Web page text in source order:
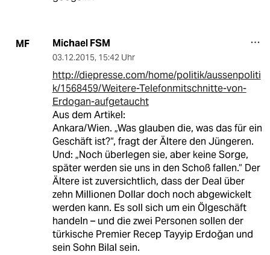
MF Michael FSM
03.12.2015, 15:42 Uhr
http://diepresse.com/home/politik/aussenpoliti
k/1568459/Weitere-Telefonmitschnitte-von-
Erdogan-aufgetaucht
Aus dem Artikel:
Ankara/Wien. „Was glauben die, was das für ein
Geschäft ist?“, fragt der Ältere den Jüngeren.
Und: „Noch überlegen sie, aber keine Sorge,
später werden sie uns in den Schoß fallen.“ Der
Ältere ist zuversichtlich, dass der Deal über
zehn Millionen Dollar doch noch abgewickelt
werden kann. Es soll sich um ein Ölgeschäft
handeln – und die zwei Personen sollen der
türkische Premier Recep Tayyip Erdoğan und
sein Sohn Bilal sein.